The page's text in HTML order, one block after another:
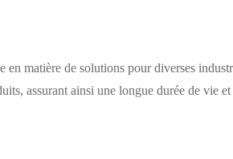
en matière de solutions pour diverses
assurant ainsi une longue durée de vie et